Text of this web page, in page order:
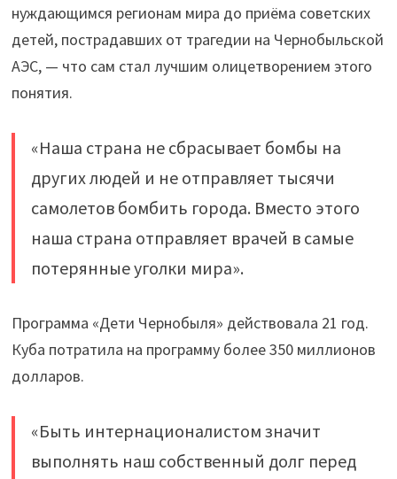
нуждающимся регионам мира до приёма советских
детей, пострадавших от трагедии на Чернобыльской
АЭС, — что сам стал лучшим олицетворением этого
понятия.
«Наша страна не сбрасывает бомбы на
других людей и не отправляет тысячи
самолетов бомбить города. Вместо этого
наша страна отправляет врачей в самые
потерянные уголки мира».
Программа «Дети Чернобыля» действовала 21 год.
Куба потратила на программу более 350 миллионов
долларов.
«Быть интернационалистом значит
выполнять наш собственный долг перед